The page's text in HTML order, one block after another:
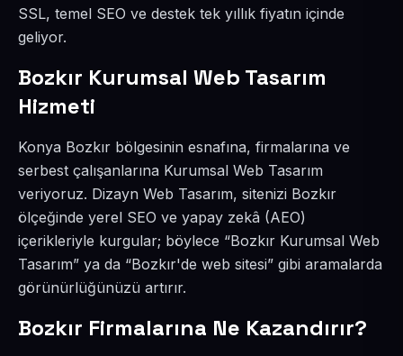
SSL, temel SEO ve destek tek yıllık fiyatın içinde
geliyor.
Bozkır Kurumsal Web Tasarım
Hizmeti
Konya Bozkır bölgesinin esnafına, firmalarına ve
serbest çalışanlarına Kurumsal Web Tasarım
veriyoruz. Dizayn Web Tasarım, sitenizi Bozkır
ölçeğinde yerel SEO ve yapay zekâ (AEO)
içerikleriyle kurgular; böylece “Bozkır Kurumsal Web
Tasarım” ya da “Bozkır'de web sitesi” gibi aramalarda
görünürlüğünüzü artırır.
Bozkır Firmalarına Ne Kazandırır?